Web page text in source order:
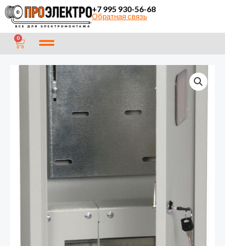
Перейти
содержимому
+7 995 930-56-68
Обратная связь
0 CART